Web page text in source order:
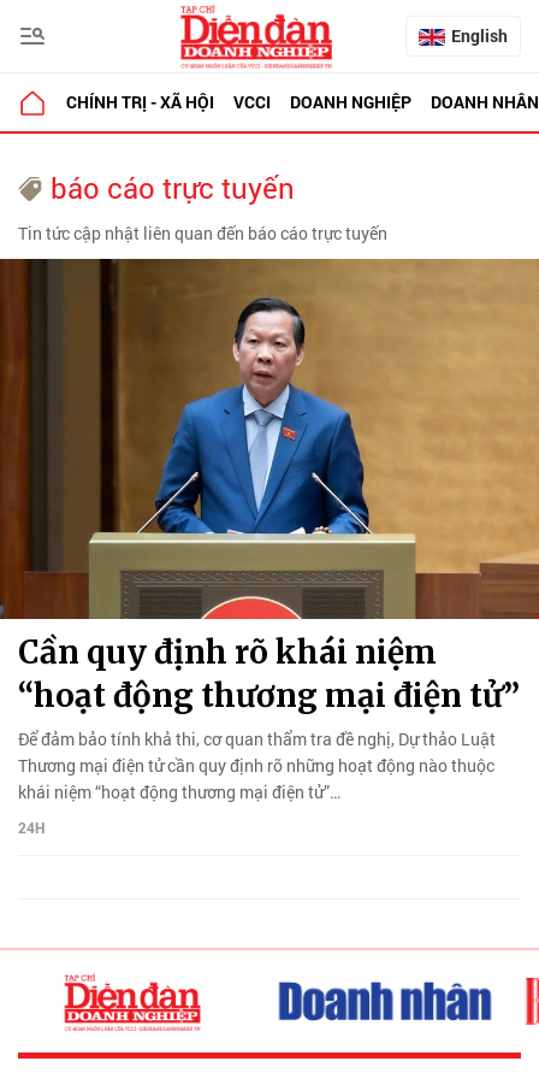
English
CHÍNH TRỊ - XÃ HỘI VCCI DOANH NGHIỆP DOANH NHÂN
báo cáo trực tuyến
Tin tức cập nhật liên quan đến báo cáo trực tuyến
Cần quy định rõ khái niệm
“hoạt động thương mại điện tử”
Để đảm bảo tính khả thi, cơ quan thẩm tra đề nghị, Dự thảo Luật
Thương mại điện tử cần quy định rõ những hoạt động nào thuộc
khái niệm “hoạt động thương mại điện tử”…
24H